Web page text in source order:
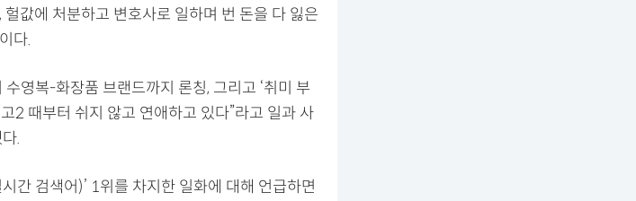
값에 처분하고 변호사로 일하며 번 돈을 다 잃은
다.
영복-화장품 브랜드까지 론칭, 그리고 ‘취미 부
2 때부터 쉬지 않고 연애하고 있다”라고 일과 사
.
간 검색어)’ 1위를 차지한 일화에 대해 언급하면